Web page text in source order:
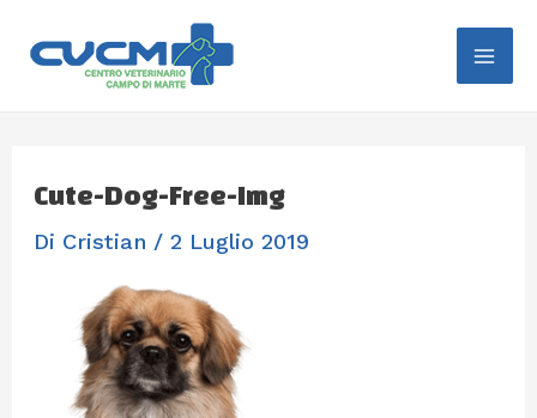
Cute-Dog-Free-Img
Di Cristian /2 Luglio 2019